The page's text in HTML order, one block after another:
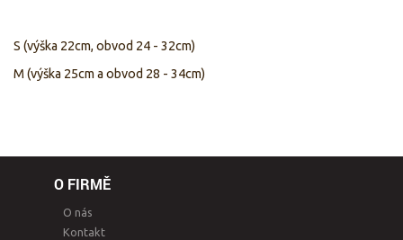
S (výška 22cm, obvod 24 - 32cm)
M (výška 25cm a obvod 28 - 34cm)
O FIRMĚ
O nás
Kontakt